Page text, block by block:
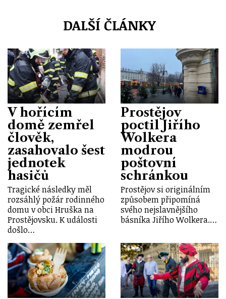
DALŠÍ ČLÁNKY
V hořícím
domě zemřel
člověk,
zasahovalo šest
jednotek
hasičů
Tragické následky měl
rozsáhlý požár rodinného
domu v obci Hruška na
Prostějovsku. K události
došlo…
Prostějov
poctil Jiřího
Wolkera
modrou
poštovní
schránkou
Prostějov si originálním
způsobem připomíná
svého nejslavnějšího
básníka Jiřího Wolkera.…